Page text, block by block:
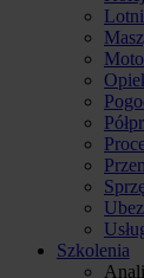
Szkolenia